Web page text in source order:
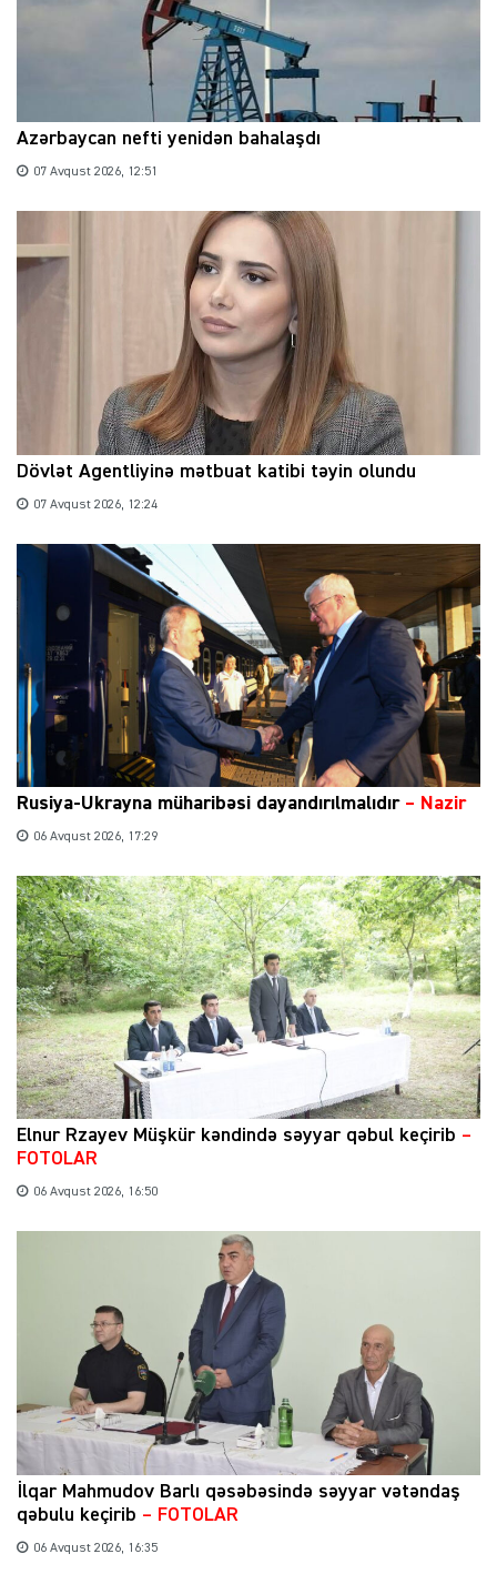
Azərbaycan nefti yenidən bahalaşdı
07 Avqust 2026, 12:51
Dövlət Agentliyinə mətbuat katibi təyin olundu
07 Avqust 2026, 12:24
Rusiya-Ukrayna müharibəsi dayandırılmalıdır– Nazir
06 Avqust 2026, 17:29
Elnur Rzayev Müşkür kəndində səyyar qəbul keçirib –
FOTOLAR
06 Avqust 2026, 16:50
İlqar Mahmudov Barlı qəsəbəsində səyyar vətəndaş
qəbulu keçirib – FOTOLAR
06 Avqust 2026, 16:35